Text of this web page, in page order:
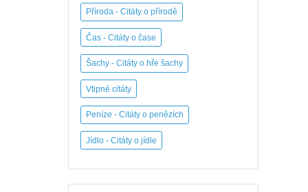
Příroda - Citáty o přírodě
Čas - Citáty o čase
Šachy - Citáty o hře šachy
Vtipné citáty
Peníze - Citáty o penězích
Jídlo - Citáty o jídle